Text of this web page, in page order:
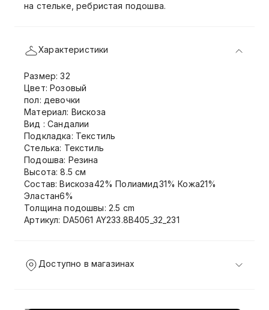
на стельке, ребристая подошва.
Характеристики
Размер: 32
Цвет: Розовый
пол: девочки
Материал: Вискоза
Вид : Сандалии
Подкладка: Текстиль
Стелька: Текстиль
Подошва: Резина
Высота: 8.5 см
Состав: Вискоза42% Полиамид31% Кожа21%
Эластан6%
Толщина подошвы: 2.5 cm
Артикул: DA5061 AY233.8B405_32_231
Доступно в магазинах